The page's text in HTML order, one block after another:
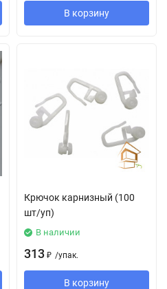
В корзину
Крючок карнизный (100
шт/уп)
В наличии
313 ₽ /упак.
В корзину